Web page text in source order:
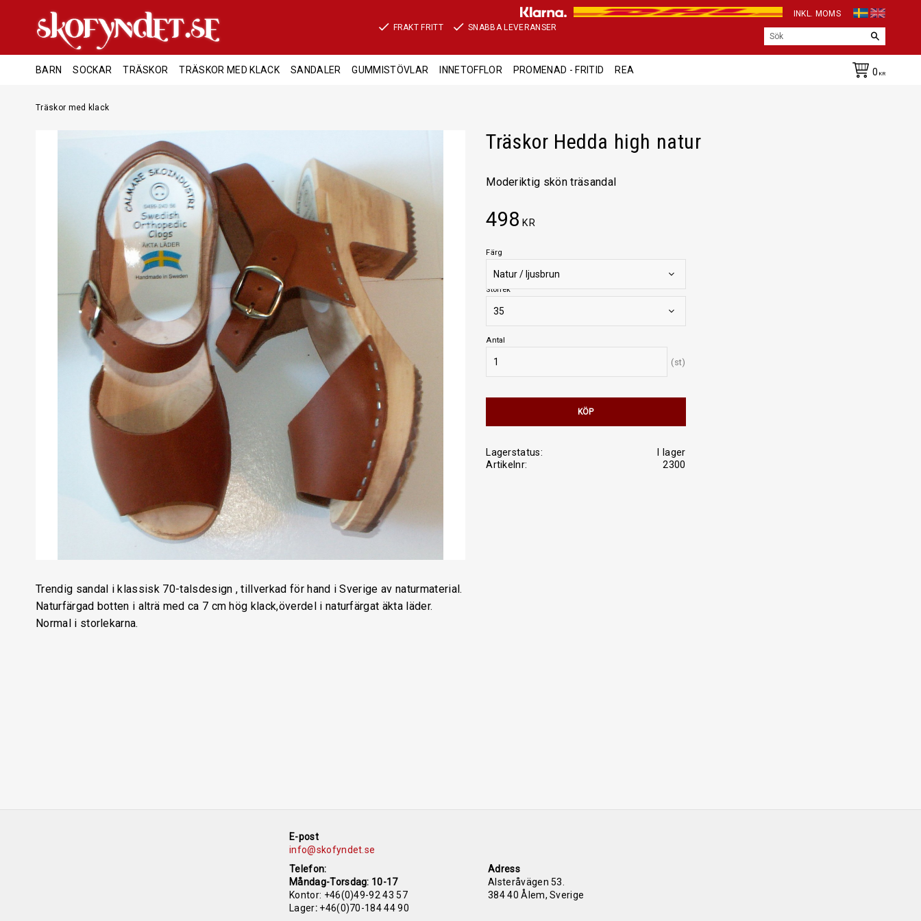
FRAKT FRITT SNABBA LEVERANSER
INKL. MOMS
BARN SOCKAR TRÄSKOR TRÄSKOR MED KLACK SANDALER GUMMISTÖVLAR INNETOFFLOR PROMENAD - FRITID REA 0 KR
Träskor med klack
Träskor Hedda high natur
Moderiktig skön träsandal
498 KR
Färg
Storlek
Antal
st
KÖP
Lagerstatus
I lager
Artikelnr
2300
Trendig sandal i klassisk 70-talsdesign , tillverkad för hand i Sverige av naturmaterial.
Naturfärgad botten i alträ med ca 7 cm hög klack,överdel i naturfärgat äkta läder.
Normal i storlekarna.
E-post
info@skofyndet.se
Telefon:
Måndag-Torsdag: 10-17
Kontor: +46(0)49-92 43 57
Lager:+46(0)70-184 44 90
Adress
Alsteråvägen 53.
384 40 Ålem, Sverige